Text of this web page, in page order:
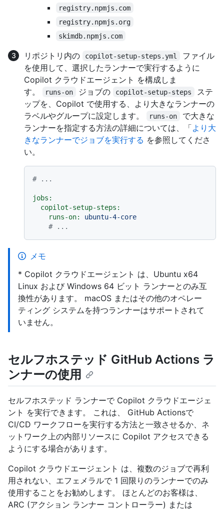
registry.npmjs.com
registry.npmjs.org
skimdb.npmjs.com
リポジトリ内の copilot-setup-steps.yml
ファイル
を使用して、選択したランナーで実行するように
Copilot クラウドエージェント を構成しま
す。
runs-on ジョブの copilot-setup-steps
ステ
ップを、Copilot で使用する、より大きなランナーの
ラベルやグループに設定します。
runs-on
で大きな
ランナーを指定する方法の詳細については、「より大
きなランナーでジョブを実行する を参照してくださ
い。
# ...
jobs:
copilot-setup-steps:
runs-on:
ubuntu-4-core
# ...
メモ
* Copilot クラウドエージェント は、Ubuntu x64
Linux および Windows 64 ビット ランナーとのみ互
換性があります。 macOS またはその他のオペレー
ティング システムを持つランナーはサポートされて
いません。
セルフホステッド GitHub Actions ラ
ンナーの使用
セルフホステッド ランナーで Copilot クラウドエージェ
ント を実行できます。 これは、 GitHub Actionsで
CI/CD ワークフローを実行する方法と一致させるか、ネ
ットワーク上の内部リソースに Copilot アクセスできる
ようにする場合があります。
Copilot クラウドエージェント は、複数のジョブで再利
用されない、エフェメラルで 1 回限りのランナーでのみ
使用することをお勧めします。 ほとんどのお客様は、
ARC (アクション ランナー コントローラー) または